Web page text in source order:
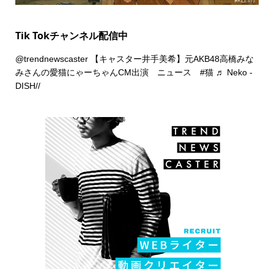
Tik Tokチャンネル配信中
@trendnewscaster【キャスター井手美希】元AKB48高橋みな
みさんの愛猫にゃーちゃんCM出演 ニュース #猫 ♬ Neko -
DISH//